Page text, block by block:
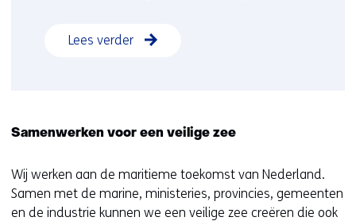
Lees verder
Samenwerken voor een veilige zee
Wij werken aan de maritieme toekomst van Nederland.
Samen met de marine, ministeries, provincies, gemeenten
en de industrie kunnen we een veilige zee creëren die ook